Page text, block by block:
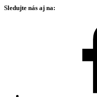
Sledujte nás aj na: